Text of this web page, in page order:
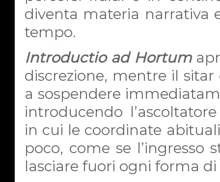
diventa materia narrativa
tempo.
Introductio ad Hortum
discrezione, mentre il
a sospendere
introducendo
in cui le coordinate
poco, come se l’ingresso
lasciare fuori ogni forma